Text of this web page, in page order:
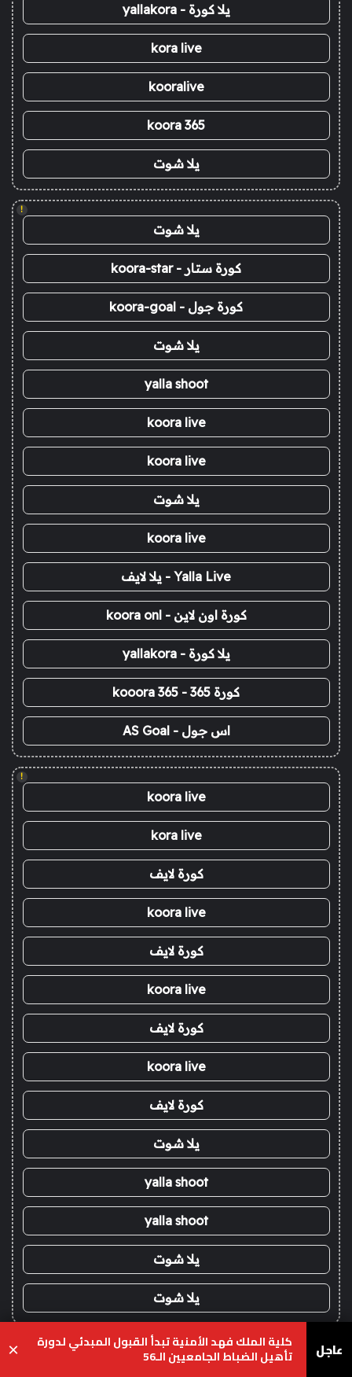
يلا كورة - yallakora
kora live
kooralive
koora 365
يلا شوت
!
يلا شوت
كورة ستار - koora-star
كورة جول - koora-goal
يلا شوت
yalla shoot
koora live
koora live
يلا شوت
koora live
Yalla Live - يلا لايف
كورة اون لاين - koora onl
يلا كورة - yallakora
كورة 365 - kooora 365
اس جول - AS Goal
!
koora live
kora live
كورة لايف
koora live
كورة لايف
koora live
كورة لايف
koora live
كورة لايف
يلا شوت
yalla shoot
yalla shoot
يلا شوت
يلا شوت
موقع كورة
عاجل كلية الملك فهد الأمنية تبدأ القبول المبدئي لدورة
تأهيل الضباط الجامعيين الـ56 ×